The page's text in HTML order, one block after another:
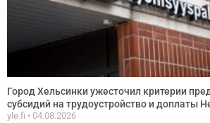
Город Хельсинки ужесточил критерии
субсидий на трудоустройство и доплаты
yle.fi 04.08.2026